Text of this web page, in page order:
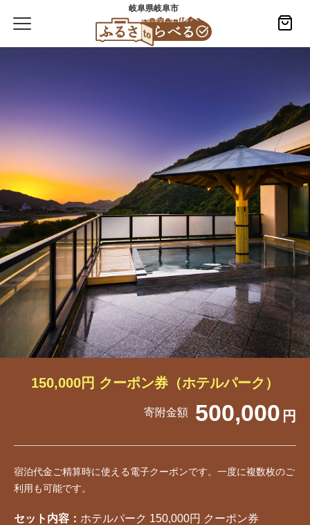
岐阜県岐阜市
150,000円 クーポン券（ホテルパーク）
寄附金額 500,000 円
宿泊代金ご精算時に使える電子クーポンです。一度に複数枚のご
利用も可能です。
セット内容： ホテルパーク 150,000円 クーポン券